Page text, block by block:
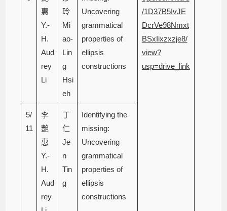
惠
Y.-
H.
Aud
rey
Li
玲
Mi
ao-
Lin
g
Hsi
eh
Uncovering
grammatical
properties of
ellipsis
constructions
/1D37B5IvJE
DcrVe98Nmxt
BSxIixzxzje8/
view?
usp=drive_link
5/
11
李
艷
惠
Y.-
H.
Aud
rey
丁
仁
Je
n
Tin
g
Identifying the
missing:
Uncovering
grammatical
properties of
ellipsis
constructions